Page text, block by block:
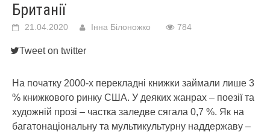
Британії
21.04.2020 Інна Білоножко 784
Tweet on twitter
На початку 2000-х перекладні книжки займали лише 3
% книжкового ринку США. У деяких жанрах – поезії та
художній прозі – частка заледве сягала 0,7 %. Як на
багатонаціональну та мультикультурну наддержаву –